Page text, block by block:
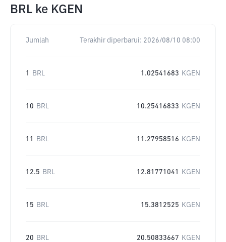
BRL ke KGEN
Jumlah Terakhir diperbarui: 2026/08/10 08:00
1 BRL 1.02541683 KGEN
10 BRL 10.25416833 KGEN
11 BRL 11.27958516 KGEN
12.5 BRL 12.81771041 KGEN
15 BRL 15.3812525 KGEN
20 BRL 20.50833667 KGEN